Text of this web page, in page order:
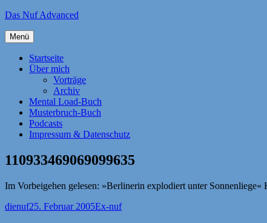
Zum
springen
Das Nuf Advanced
Menü
Startseite
Über mich
Vorträge
Archiv
Mental Load-Buch
Musterbruch-Buch
Podcasts
Impressum & Datenschutz
110933469069099635
Im Vorbeigehen gelesen: »Berlinerin explodiert unter
Autor
dienufVeröffentlicht
25. Februar 2005Kategorien
Ex-nuf